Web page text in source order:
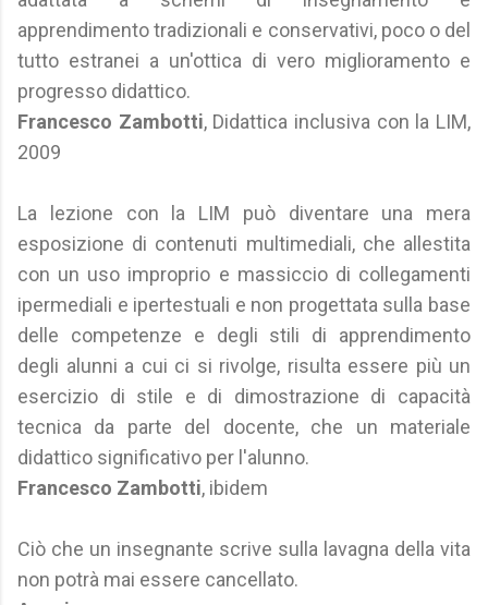
apprendimento tradizionali e conservativi, poco o del
tutto estranei a un'ottica di vero miglioramento e
progresso didattico.
Francesco Zambotti, Didattica inclusiva con la LIM,
2009
La lezione con la LIM può diventare una mera
esposizione di contenuti multimediali, che allestita
con un uso improprio e massiccio di collegamenti
ipermediali e ipertestuali e non progettata sulla base
delle competenze e degli stili di apprendimento
degli alunni a cui ci si rivolge, risulta essere più un
esercizio di stile e di dimostrazione di capacità
tecnica da parte del docente, che un materiale
didattico significativo per l'alunno.
Francesco Zambotti, ibidem
Ciò che un insegnante scrive sulla lavagna della vita
non potrà mai essere cancellato.